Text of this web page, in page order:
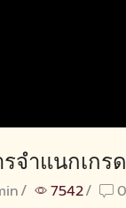
จำแนกเกร
/ 7542/ 0